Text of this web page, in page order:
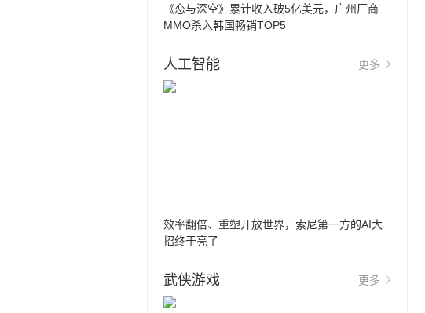
《恋与深空》累计收入破5亿美元，广州厂商
MMO杀入韩国畅销TOP5
人工智能 更多
效率翻倍、重塑开放世界，索尼第一方的AI大
招终于亮了
武侠游戏 更多